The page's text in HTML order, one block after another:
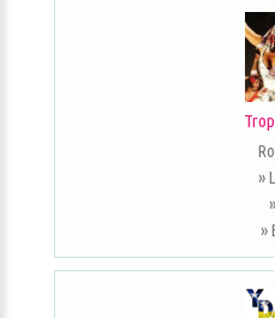
»
»